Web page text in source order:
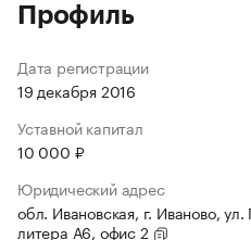
Профиль
Дата регистрации
19 декабря 2016
Уставной капитал
10 000 ₽
Юридический адрес
обл. Ивановская, г. Иваново,
литера А6, офис 2